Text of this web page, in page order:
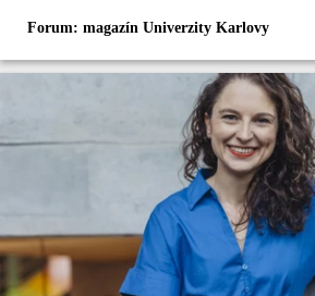
Forum: magazín Univerzity Karlovy